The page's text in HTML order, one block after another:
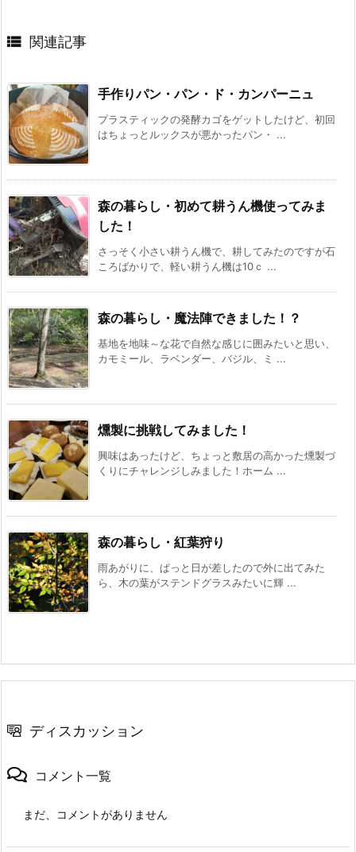
 関連記事
手作りパン・パン・ド・カンパーニュ
プラスティックの発酵カゴをゲットしたけど、初回
はちょっとルックスが悪かったパン・ ...
森の暮らし・初めて耕うん機使ってみま
した！
さっそく小さい耕うん機で、耕してみたのですが石
ころばかりで、軽い耕うん機は10ｃ ...
森の暮らし・魔法陣できました！？
基地を地味～な花で自然な感じに囲みたいと思い、
カモミール、ラベンダー、バジル、ミ ...
燻製に挑戦してみました！
興味はあったけど、ちょっと敷居の高かった燻製づ
くりにチャレンジしみました！ホーム ...
森の暮らし・紅葉狩り
雨あがりに、ぱっと日が差したので外に出てみた
ら、木の葉がステンドグラスみたいに輝 ...
ディスカッション
コメント一覧
まだ、コメントがありません